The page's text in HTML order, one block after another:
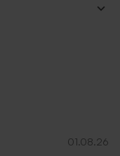
01.08.26